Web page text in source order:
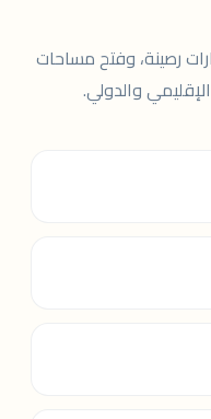
رصينة، وفتح مساحات
والدولي.